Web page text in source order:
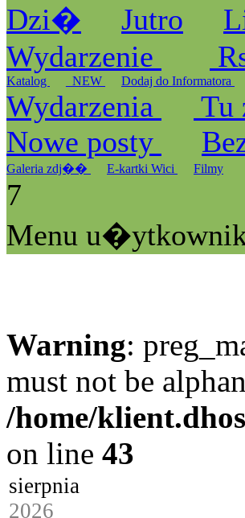
Dzi�
Jutro
Wydarzenie
Katalog _NEW Dodaj do Informatora
Wydarzenia
Tu
Nowe posty
Galeria zdj�� E-kartki Wici Filmy
7
Menu
Warning:
must not be
/home/
on line 43
sierpnia
2026